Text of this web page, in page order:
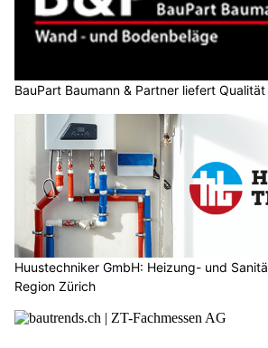
BauPart Baumann & Partner liefert
Huustechniker GmbH: Heizung- und
Region Zürich